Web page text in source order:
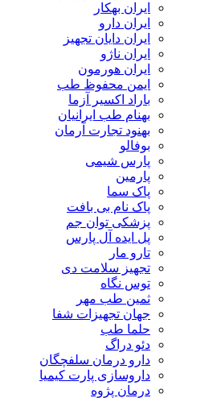
ایران بهکار
ایران دارو
ایران دایان تجهیز
ایران ناژو
ایران هورمون
ایمن محفوظ طب
باراد اکسیر آزما
بهنام طب ایرانیان
بهنود تجارت آرمان
بوفالو
پارس شیمی
پارمین
پاک سما
پاک نام بی بافت
پزشکی توان جم
پل ایده آل پارس
تارو مار
تجهیز سلامت دی
توس نگاه
ثمین طب مهر
جهان تجهیزات شفا
حلما طب
دئو دراگ
دارو درمان سلفچگان
داروسازی پارت کیمیا
درمان پژوه